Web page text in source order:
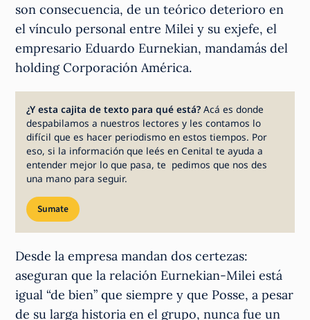
son consecuencia, de un teórico deterioro en
el vínculo personal entre Milei y su exjefe, el
empresario Eduardo Eurnekian, mandamás del
holding Corporación América.
¿Y esta cajita de texto para qué está?Acá es donde
despabilamos a nuestros lectores y les contamos lo
difícil que es hacer periodismo en estos tiempos. Por
eso, si la información que leés en Cenital te ayuda a
entender mejor lo que pasa, te pedimos que nos des
una mano para seguir.
Sumate
Desde la empresa mandan dos certezas:
aseguran que la relación Eurnekian-Milei está
igual “de bien” que siempre y que Posse, a pesar
de su larga historia en el grupo, nunca fue un